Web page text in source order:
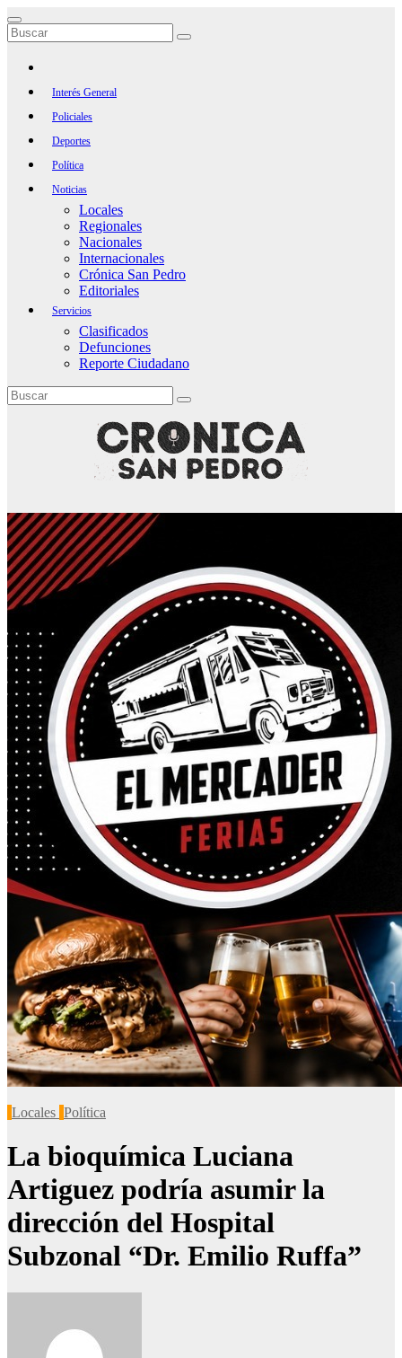
Saltar
al
contenido
Interés General
Policiales
Deportes
Política
Noticias
Locales
Regionales
Nacionales
Internacionales
Crónica San Pedro
Editoriales
Servicios
Clasificados
Defunciones
Reporte Ciudadano
Locales Política
La bioquímica Luciana
Artiguez podría asumir la
dirección del Hospital
Subzonal “Dr. Emilio Ruffa”